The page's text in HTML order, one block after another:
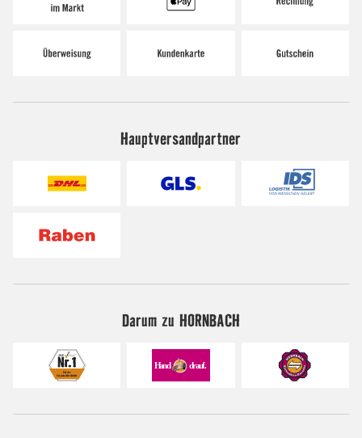
Hauptversandpartner
Darum zu HORNBACH